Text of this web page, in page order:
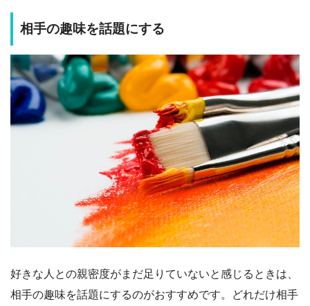
相手の趣味を話題にする
好きな人との親密度がまだ足りていないと感じるときは、
相手の趣味を話題にするのがおすすめです。どれだけ相手